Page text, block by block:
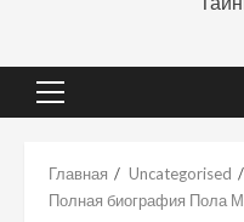
Основное
Главная
Uncategorised
Полная биография Пола